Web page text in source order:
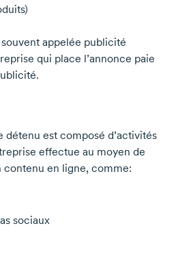
appelée publicité
qui place l’annonce paie
est composé d’activités
effectue au moyen de
contenu en ligne, comme:
sociaux